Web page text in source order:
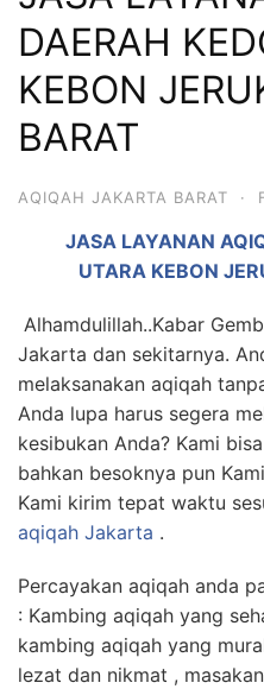
6713
DAERAH
KEBON
BARAT
AQIQAH JAKARTA BARAT ·
JASA LAYANAN
UTARA KEBON
Alhamdulillah..Kabar
Jakarta dan sekitarnya.
melaksanakan aqiqah
Anda lupa harus segera
kesibukan Anda? Kami
bahkan besoknya pun
Kami kirim tepat waktu
aqiqah Jakarta .
Percayakan aqiqah anda
: Kambing aqiqah yang
kambing aqiqah yang
lezat dan nikmat ,